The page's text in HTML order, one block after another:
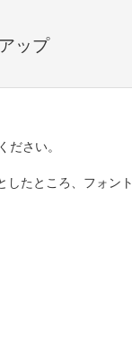
ップ
さい。
たところ、フォン